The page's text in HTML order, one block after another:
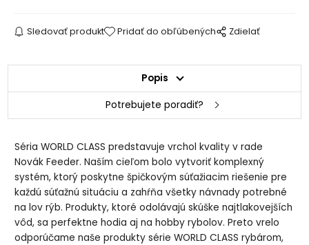
Sledovať produkt Pridať do obľúbených Zdielať
Popis
Potrebujete poradiť?
Séria WORLD CLASS predstavuje vrchol kvality v rade
Novák Feeder. Naším cieľom bolo vytvoriť komplexný
systém, ktorý poskytne špičkovým súťažiacim riešenie pre
každú súťažnú situáciu a zahŕňa všetky návnady potrebné
na lov rýb. Produkty, ktoré odolávajú skúške najtlakovejších
vôd, sa perfektne hodia aj na hobby rybolov. Preto vrelo
odporúčame naše produkty série WORLD CLASS rybárom,